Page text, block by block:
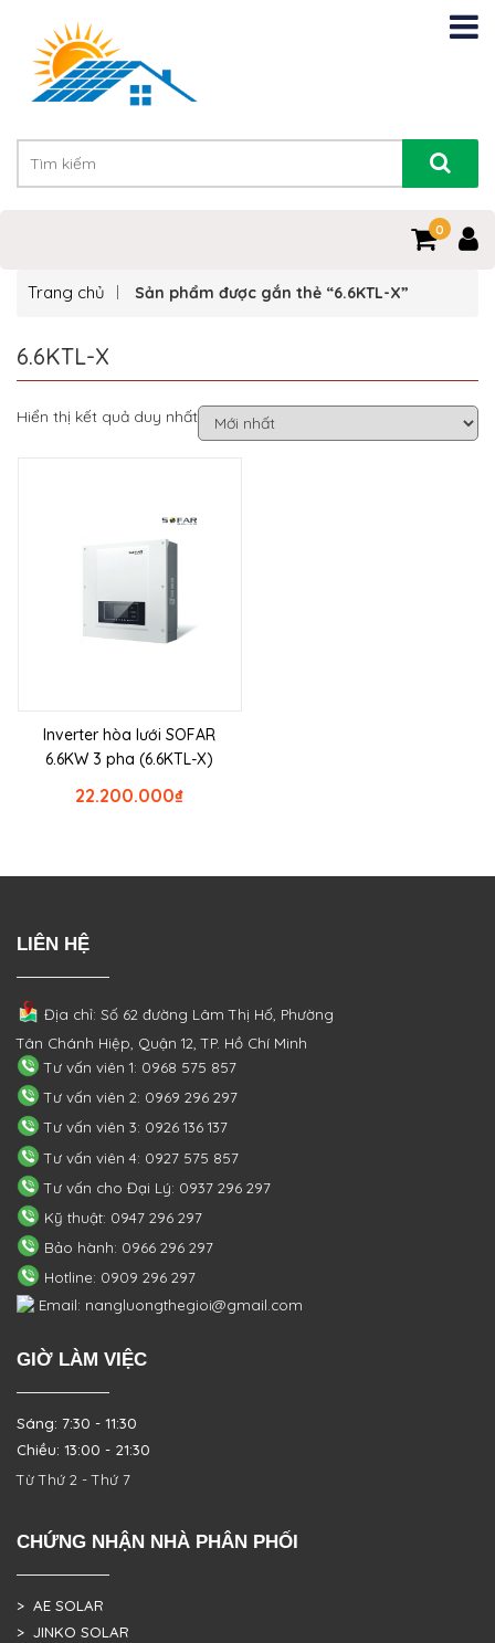
0
Trang chủ Sản phẩm được gắn thẻ “6.6KTL-X”
6.6KTL-X
Hiển thị kết quả duy nhất
Inverter hòa lưới SOFAR
6.6KW 3 pha (6.6KTL-X)
₫
22.200.000
LIÊN HỆ
Địa chỉ: Số 62 đường Lâm Thị Hố, Phường
Tân Chánh Hiệp, Quận 12, TP. Hồ Chí Minh
Tư vấn viên 1: 0968 575 857
Tư vấn viên 2: 0969 296 297
Tư vấn viên 3: 0926 136 137
Tư vấn viên 4: 0927 575 857
Tư vấn cho Đại Lý: 0937 296 297
Kỹ thuật: 0947 296 297
Bảo hành: 0966 296 297
Hotline: 0909 296 297
Email: nangluongthegioi@gmail.com
GIỜ LÀM VIỆC
Sáng: 7:30 - 11:30
Chiều: 13:00 - 21:30
Từ Thứ 2 - Thứ 7
CHỨNG NHẬN NHÀ PHÂN PHỐI
> AE SOLAR
> JINKO SOLAR